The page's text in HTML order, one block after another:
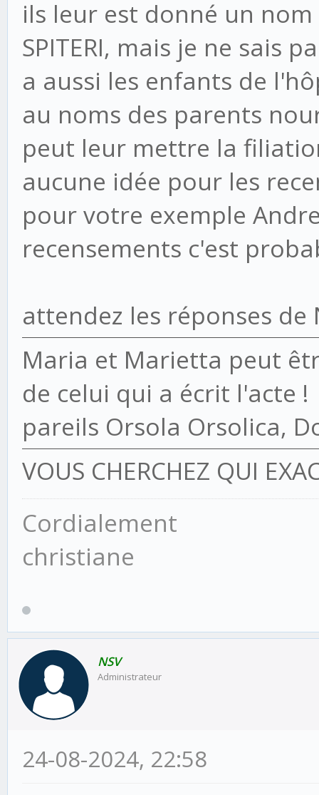
ils leur est donné un nom
SPITERI, mais je ne sais
a aussi les enfants de
au noms des parents
peut leur mettre la
aucune idée pour les
pour votre exemple
recensements c'est
attendez les réponses de
Maria et Marietta peut
de celui qui a écrit l'acte !
pareils Orsola Orsolica,
VOUS CHERCHEZ QUI
Cordialement
christiane
NSV
Administrateur
24-08-2024, 22:58